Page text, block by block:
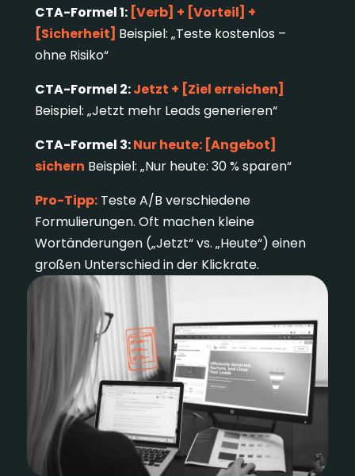
CTA-Formel 1: [Verb] + [Vorteil] +
[Sicherheit] Beispiel: „Teste kostenlos –
ohne Risiko“
CTA-Formel 2:Jetzt + [Ziel erreichen]
Beispiel: „Jetzt mehr Leads generieren“
CTA-Formel 3:Nur heute: [Angebot]
sichern Beispiel: „Nur heute: 30 % sparen“
Pro-Tipp:Teste A/B verschiedene
Formulierungen. Oft machen kleine
Wortänderungen („Jetzt“ vs. „Heute“) einen
großen Unterschied in der Klickrate.